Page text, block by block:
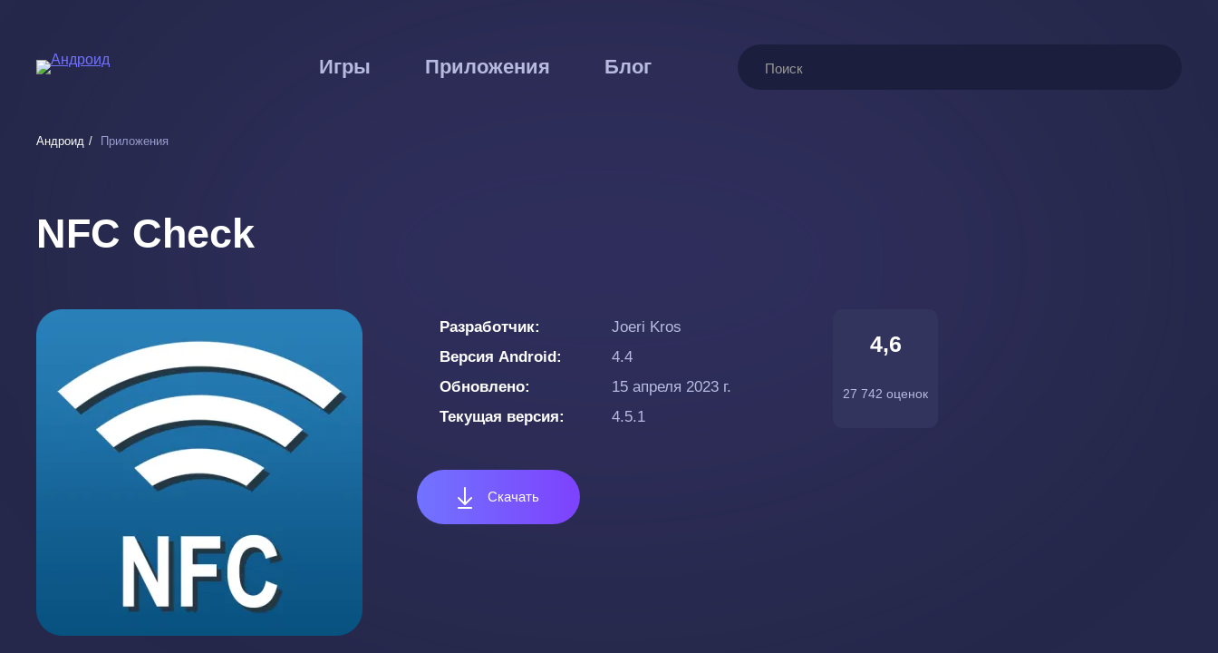
основному
Игры Приложения Блог Поиск
Андроид Приложения
NFC Check
Разработчик
Joeri Kros
Версия Android
4.4
Обновлено
15 апреля 2023 г.
Текущая версия
4.5.1
Скачать
4,6
27 742 оценок